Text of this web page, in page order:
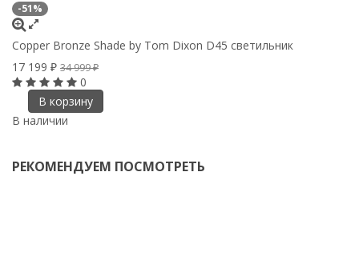
-51%
Copper Bronze Shade by Tom Dixon D45 светильник
17 199 ₽ 34 999₽
0
В корзину
В наличии
РЕКОМЕНДУЕМ ПОСМОТРЕТЬ